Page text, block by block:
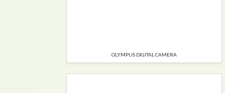
OLYMPUS DIGITAL CAMERA